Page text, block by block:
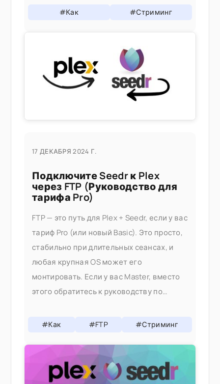
После установки он ведет себя как
#Как #Стриминг
17 ДЕКАБРЯ 2024 Г.
Подключите Seedr к Plex
через FTP (Руководство для
тарифа Pro)
FTP — это путь для Plex + Seedr, если у вас
тариф Pro (или новый Basic). Это просто,
стабильно при длительных сеансах, и
любая крупная OS может его
монтировать. Если у вас Master, вместо
этого обратитесь к руководству по
каноническим путем для Plex +
#Как #FTP #Стриминг